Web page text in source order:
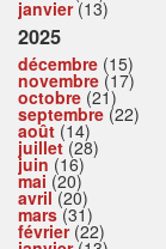
janvier(13)
2025
décembre (15)
novembre (17)
octobre (21)
septembre (22)
août (14)
juillet(28)
juin (16)
mai (20)
avril(20)
mars(31)
février(22)